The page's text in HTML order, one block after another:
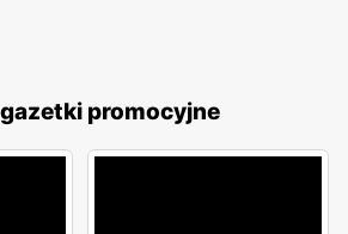
promocyjne